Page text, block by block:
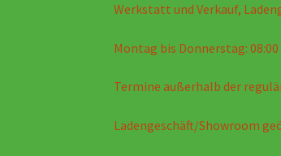
Werkstatt und Verkauf,
Montag bis Donnerstag: 08:00
Termine außerhalb der
Ladengeschäft/Showroom